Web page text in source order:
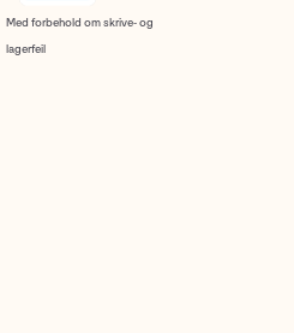
Med forbehold om skrive- og
lagerfeil